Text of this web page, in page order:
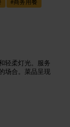
轻柔灯光。服务
场合。菜品呈现